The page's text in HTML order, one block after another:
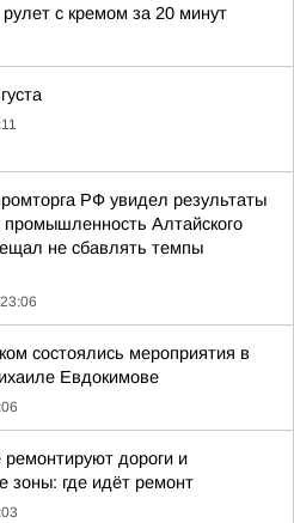
с кремом за 20 минут
РФ увидел результаты
Алтайского
не сбавлять темпы
состоялись мероприятия в
Евдокимове
дороги и
зоны: где идёт ремонт